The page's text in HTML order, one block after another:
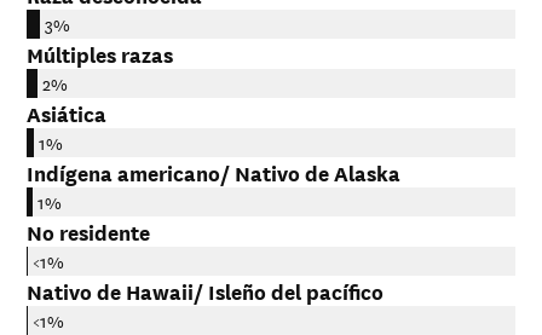
3%
Múltiples razas
2%
Asiática
1%
Indígena americano/ Nativo de Alaska
1%
No residente
<1%
Nativo de Hawaii/ Isleño del pacífico
<1%